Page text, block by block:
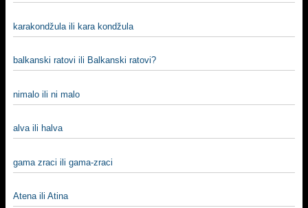
karakondžula ili kara kondžula
balkanski ratovi ili Balkanski ratovi?
nimalo ili ni malo
alva ili halva
gama zraci ili gama-zraci
Atena ili Atina